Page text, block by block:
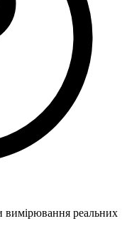
вимірювання реальних